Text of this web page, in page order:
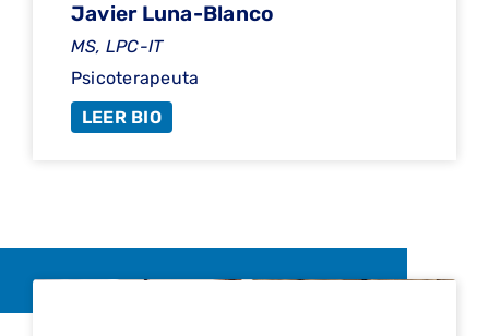
Javier Luna-Blanco
MS, LPC-IT
Psicoterapeuta
LEER BIO